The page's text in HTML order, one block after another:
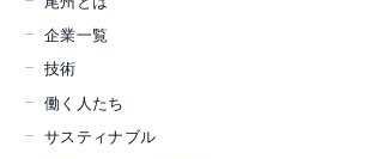
企業一覧
技術
働く人たち
サスティナブル